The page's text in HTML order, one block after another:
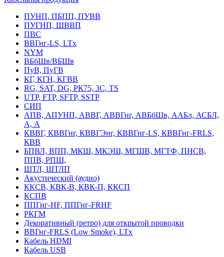
ПУНП, ПБПП, ПУВВ
ПУГНП, ШВВП
ПВС
ВВГнг-LS, LTx
NYM
ВБбШв/ВБШв
ПуВ, ПуГВ
КГ, КГН, КГВВ
RG, SAT, DG, РК75, 3С, TS
UTP, FTP, SFTP, SSTP
СИП
АПВ, АПУНП, АВВГ, АВВГнг, АВБбШв, ААБл, АСБЛ,
А, А
КВВГ, КВВГнг, КВВГЭнг, КВВГнг-LS, КВВГнг-FRLS,
КВВ
БПВЛ, ВПП, МКШ, МКЭШ, МГШВ, МГТФ, ПНСВ,
ППВ, РПШ,
ШТЛ, ШТЛП
Акустический (аудио)
ККСВ, КВК-В, КВК-П, ККСП
КСПВ
ППГнг-HF, ППГнг-FRHF
РКГМ
Декоративный (ретро) для открытой проводки
ВВГнг-FRLS (Low Smoke), LTx
Кабель HDMI
Кабель USB